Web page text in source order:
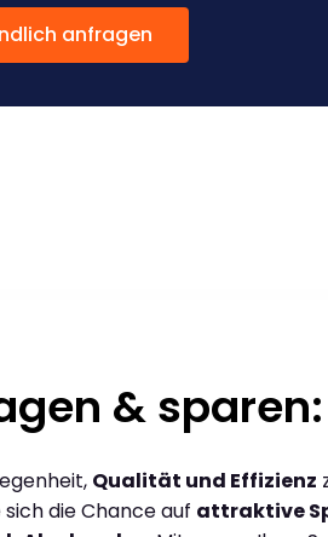
anfragen
& sparen:
Qualität und Effizienz
die Chance auf attraktive